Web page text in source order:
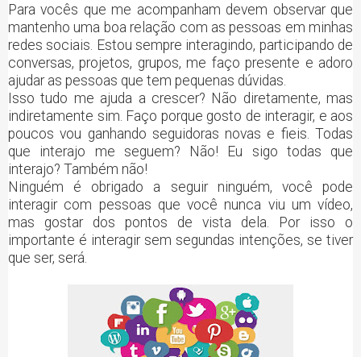
Para vocês que me acompanham devem observar que
mantenho uma boa relação com as pessoas em minhas
redes sociais. Estou sempre interagindo, participando de
conversas, projetos, grupos, me faço presente e adoro
ajudar as pessoas que tem pequenas dúvidas.
Isso tudo me ajuda a crescer? Não diretamente, mas
indiretamente sim. Faço porque gosto de interagir, e aos
poucos vou ganhando seguidoras novas e fieis. Todas
que interajo me seguem? Não! Eu sigo todas que
interajo? Também não!
Ninguém é obrigado a seguir ninguém, você pode
interagir com pessoas que você nunca viu um vídeo,
mas gostar dos pontos de vista dela. Por isso o
importante é interagir sem segundas intenções, se tiver
que ser, será.